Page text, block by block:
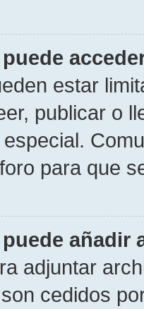
estar
publicar o
para que
añadir
adjuntar
cedidos